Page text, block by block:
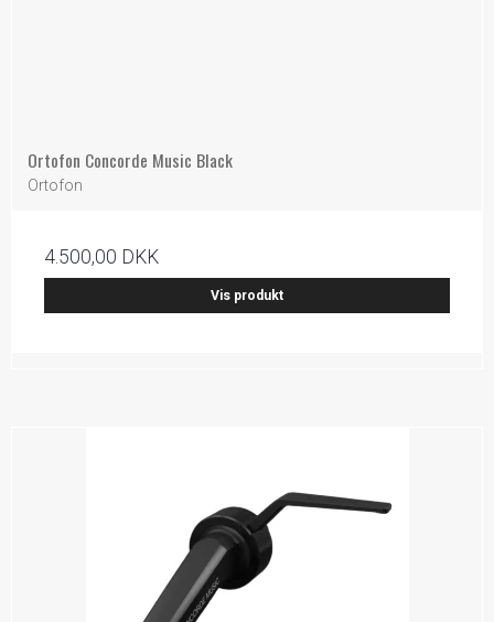
Ortofon Concorde Music Black
Ortofon
4.500,00 DKK
Vis produkt